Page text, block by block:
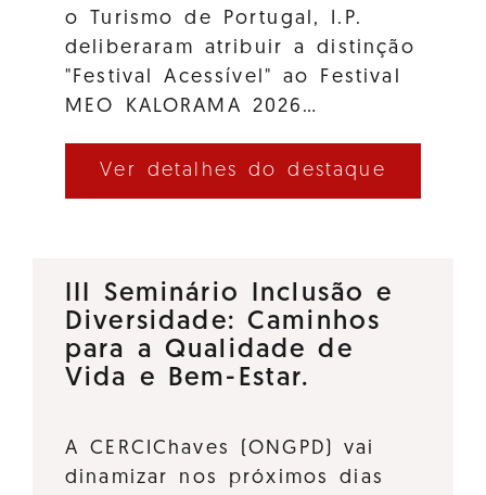
o Turismo de Portugal, I.P.
deliberaram atribuir a distinção
"Festival Acessível" ao Festival
MEO KALORAMA 2026…
Ver detalhes do destaque
III Seminário Inclusão e
Diversidade: Caminhos
para a Qualidade de
Vida e Bem-Estar.
A CERCIChaves (ONGPD) vai
dinamizar nos próximos dias